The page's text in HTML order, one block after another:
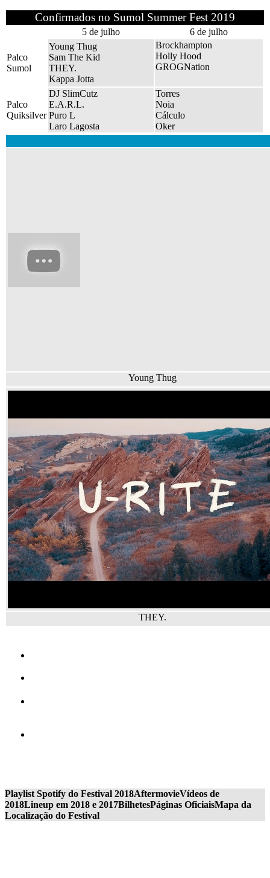
Confirmados no Sumol Summer Fest 2019
5 de julho 6 de julho
Palco
Sumol
Young Thug
Sam The Kid
THEY.
Kappa Jotta
Brockhampton
Holly Hood
GROGNation
Palco
Quiksilver
DJ SlimCutz
E.A.R.L.
Puro L
Laro Lagosta
Torres
Noia
Cálculo
Oker
Young Thug
THEY.
Playlist Spotify do Festival 2018AftermovieVídeos de
2018Lineup em 2018 e 2017BilhetesPáginas OficiaisMapa da
Localização do Festival